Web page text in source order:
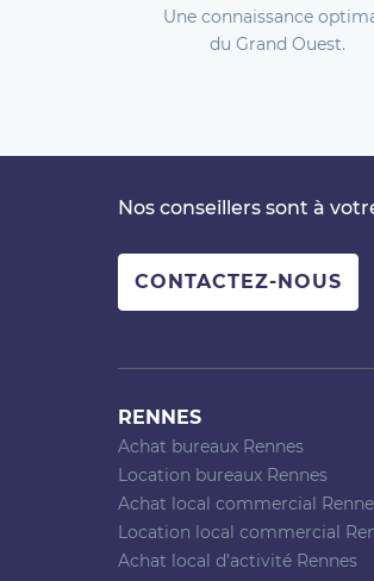
Une connaissance
du Grand Ouest.
Nos conseillers sont à
CONTACTEZ-NOUS
RENNES
Achat bureaux Rennes
Location bureaux Rennes
Achat local commercial
Location local commercial
Achat local d’activité Rennes